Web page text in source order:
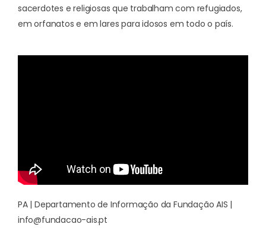
sacerdotes e religiosas que trabalham com refugiados,
em orfanatos e em lares para idosos em todo o país.
PA | Departamento de Informação da Fundação AIS |
info@fundacao-ais.pt